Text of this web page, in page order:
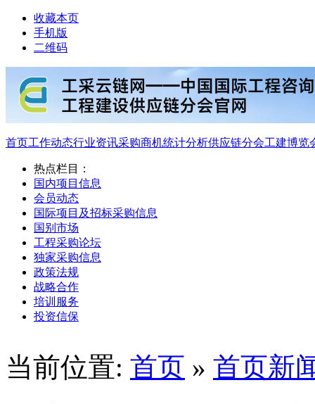
收藏本页
手机版
二维码
首页工作动态行业资讯采购商机统计分析供应链分会工建博览
热点栏目：
国内项目信息
会员动态
国际项目及招标采购信息
国别市场
工程采购论坛
独家采购信息
政策法规
战略合作
培训服务
投资信保
当前位置: 首页 » 首页新